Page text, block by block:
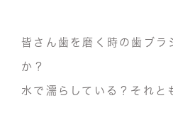
皆さん歯を磨く時の歯ブラ
か？
水で濡らしている？それと